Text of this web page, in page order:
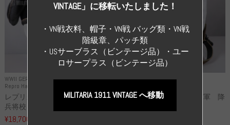
WWII GERMANY
Repro Hat and Cap SS and WSS
レプリカ 武装親衛隊 WSS 歩
兵将校 クラッシュキャップ ...
¥18,700
WWII GERMANY
高品質レプリカ ドイツ空軍 降
VINTAGE」に移転いたしました！
・VN戦衣料、帽子・VN戦 バッグ類・VN戦
階級章、パッチ類
・USサーブラス（ビンテージ品）・ユー
ロサープラス（ビンテージ品）
MILITARIA 1911 VINTAGE へ移動